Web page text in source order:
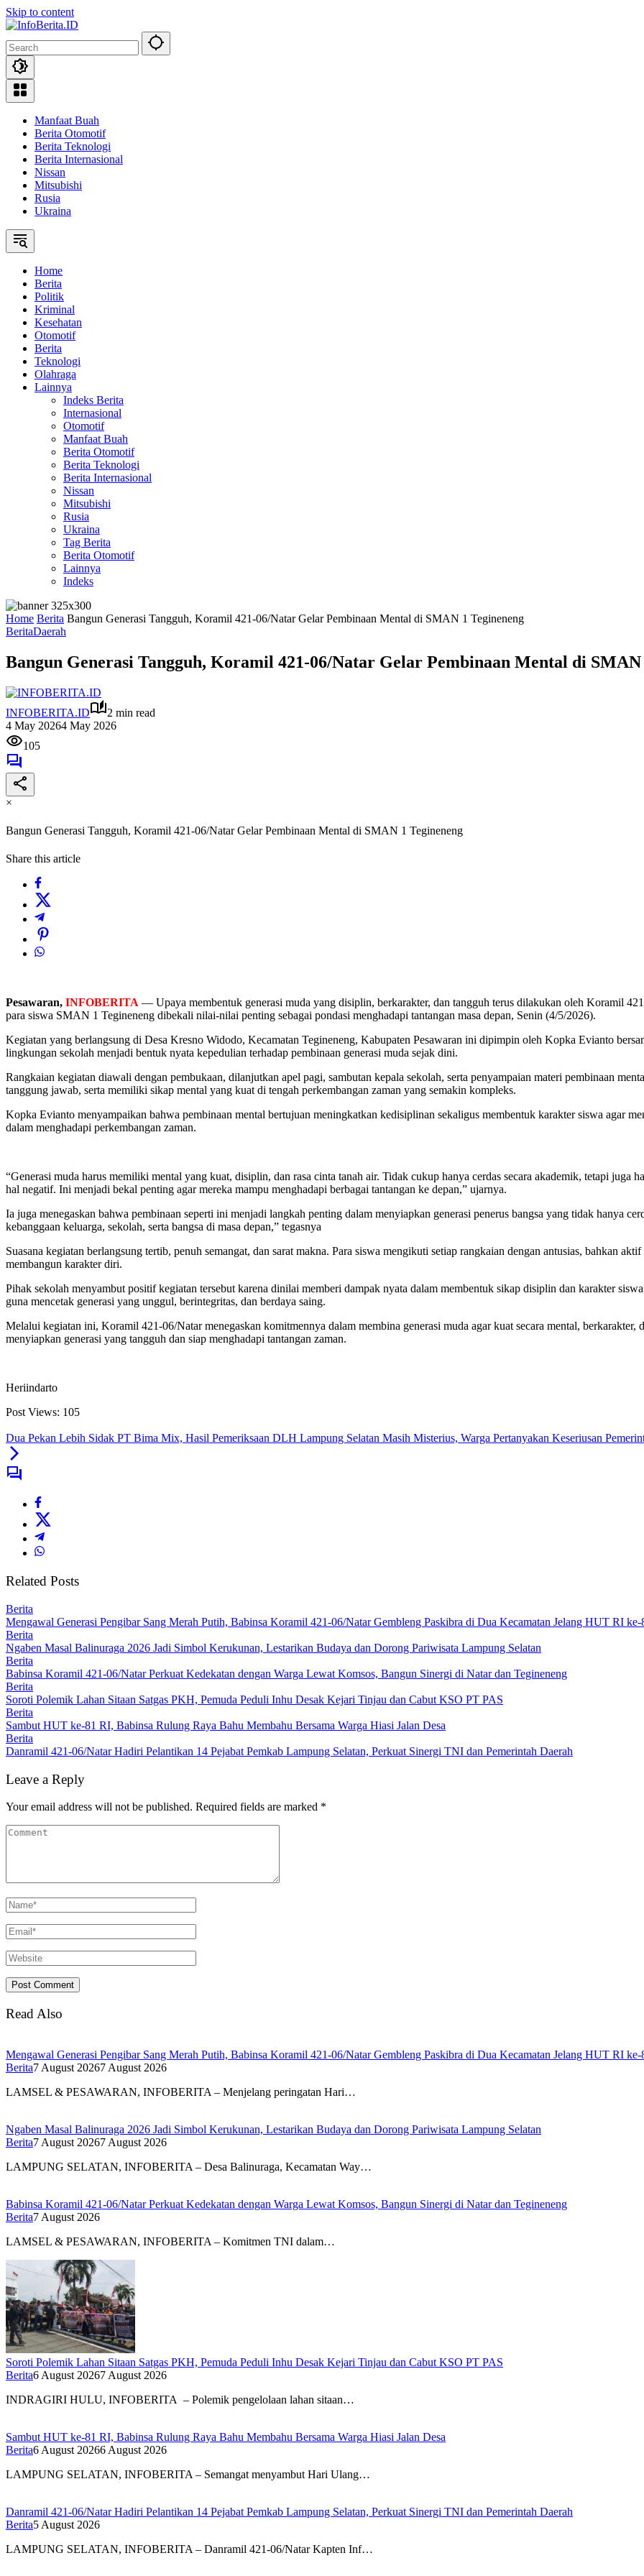
Skip to content
Manfaat Buah
Berita Otomotif
Berita Teknologi
Berita Internasional
Nissan
Mitsubishi
Rusia
Ukraina
Home
Berita
Politik
Kriminal
Kesehatan
Otomotif
Berita
Teknologi
Olahraga
Lainnya
Indeks Berita
Internasional
Otomotif
Manfaat Buah
Berita Otomotif
Berita Teknologi
Berita Internasional
Nissan
Mitsubishi
Rusia
Ukraina
Tag Berita
Berita Otomotif
Lainnya
Indeks
Home Berita Bangun Generasi Tangguh, Koramil 421-06/Natar Gelar Pembinaan Mental di SMAN 1 Tegineneng
BeritaDaerah
Bangun Generasi Tangguh, Koramil 421-06/Natar Gelar Pembinaan Mental di SMAN
INFOBERITA.ID
2 min read
4 May 20264 May 2026
105
×
Bangun Generasi Tangguh, Koramil 421-06/Natar Gelar Pembinaan Mental di SMAN 1 Tegineneng
Share this article
Pesawaran, INFOBERITA — Upaya membentuk generasi muda yang disiplin, berkarakter, dan tangguh terus dilakukan oleh Koramil
para siswa SMAN 1 Tegineneng dibekali nilai-nilai penting sebagai pondasi menghadapi tantangan masa depan, Senin (4/5/2026).
Kegiatan yang berlangsung di Desa Kresno Widodo, Kecamatan Tegineneng, Kabupaten Pesawaran ini dipimpin oleh Kopka Evianto
lingkungan sekolah menjadi bentuk nyata kepedulian terhadap pembinaan generasi muda sejak dini.
Rangkaian kegiatan diawali dengan pembukaan, dilanjutkan apel pagi, sambutan kepala sekolah, serta penyampaian materi pembinaan
tanggung jawab, serta memiliki sikap mental yang kuat di tengah perkembangan zaman yang semakin kompleks.
Kopka Evianto menyampaikan bahwa pembinaan mental bertujuan meningkatkan kedisiplinan sekaligus membentuk karakter siswa agar
dalam menghadapi perkembangan zaman.
“Generasi muda harus memiliki mental yang kuat, disiplin, dan rasa cinta tanah air. Tidak cukup hanya cerdas secara akademik, tetapi
hal negatif. Ini menjadi bekal penting agar mereka mampu menghadapi berbagai tantangan ke depan,” ujarnya.
Ia juga menegaskan bahwa pembinaan seperti ini menjadi langkah penting dalam menyiapkan generasi penerus bangsa yang tidak hanya
kebanggaan keluarga, sekolah, serta bangsa di masa depan,” tegasnya
Suasana kegiatan berlangsung tertib, penuh semangat, dan sarat makna. Para siswa mengikuti setiap rangkaian dengan antusias, bahkan
membangun karakter diri.
Pihak sekolah menyambut positif kegiatan tersebut karena dinilai memberi dampak nyata dalam membentuk sikap disiplin dan karakter
guna mencetak generasi yang unggul, berintegritas, dan berdaya saing.
Melalui kegiatan ini, Koramil 421-06/Natar menegaskan komitmennya dalam membina generasi muda agar kuat secara mental,
menyiapkan generasi yang tangguh dan siap menghadapi tantangan zaman.
Heriindarto
Post Views: 105
Dua Pekan Lebih Sidak PT Bima Mix, Hasil Pemeriksaan DLH Lampung Selatan Masih Misterius, Warga Pertanyakan Keseriusan
Related Posts
Berita
Mengawal Generasi Pengibar Sang Merah Putih, Babinsa Koramil 421-06/Natar Gembleng Paskibra di Dua Kecamatan Jelang HUT RI ke-
Berita
Ngaben Masal Balinuraga 2026 Jadi Simbol Kerukunan, Lestarikan Budaya dan Dorong Pariwisata Lampung Selatan
Berita
Babinsa Koramil 421-06/Natar Perkuat Kedekatan dengan Warga Lewat Komsos, Bangun Sinergi di Natar dan Tegineneng
Berita
Soroti Polemik Lahan Sitaan Satgas PKH, Pemuda Peduli Inhu Desak Kejari Tinjau dan Cabut KSO PT PAS
Berita
Sambut HUT ke-81 RI, Babinsa Rulung Raya Bahu Membahu Bersama Warga Hiasi Jalan Desa
Berita
Danramil 421-06/Natar Hadiri Pelantikan 14 Pejabat Pemkab Lampung Selatan, Perkuat Sinergi TNI dan Pemerintah Daerah
Leave a Reply
Your email address will not be published. Required fields are marked *
Read Also
Mengawal Generasi Pengibar Sang Merah Putih, Babinsa Koramil 421-06/Natar Gembleng Paskibra di Dua Kecamatan Jelang HUT RI ke-
Berita7 August 20267 August 2026
LAMSEL & PESAWARAN, INFOBERITA – Menjelang peringatan Hari…
Ngaben Masal Balinuraga 2026 Jadi Simbol Kerukunan, Lestarikan Budaya dan Dorong Pariwisata Lampung Selatan
Berita7 August 20267 August 2026
LAMPUNG SELATAN, INFOBERITA – Desa Balinuraga, Kecamatan Way…
Babinsa Koramil 421-06/Natar Perkuat Kedekatan dengan Warga Lewat Komsos, Bangun Sinergi di Natar dan Tegineneng
Berita7 August 2026
LAMSEL & PESAWARAN, INFOBERITA – Komitmen TNI dalam…
Soroti Polemik Lahan Sitaan Satgas PKH, Pemuda Peduli Inhu Desak Kejari Tinjau dan Cabut KSO PT PAS
Berita6 August 20267 August 2026
INDRAGIRI HULU, INFOBERITA – Polemik pengelolaan lahan sitaan…
Sambut HUT ke-81 RI, Babinsa Rulung Raya Bahu Membahu Bersama Warga Hiasi Jalan Desa
Berita6 August 20266 August 2026
LAMPUNG SELATAN, INFOBERITA – Semangat menyambut Hari Ulang…
Danramil 421-06/Natar Hadiri Pelantikan 14 Pejabat Pemkab Lampung Selatan, Perkuat Sinergi TNI dan Pemerintah Daerah
Berita5 August 2026
LAMPUNG SELATAN, INFOBERITA – Danramil 421-06/Natar Kapten Inf…